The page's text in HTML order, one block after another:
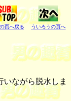
頁へ戻る ういろうの頁へ
ながら脱水しま